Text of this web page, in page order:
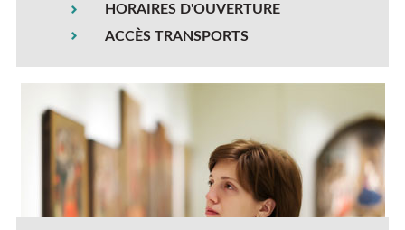
HORAIRES D'OUVERTURE
ACCÈS TRANSPORTS